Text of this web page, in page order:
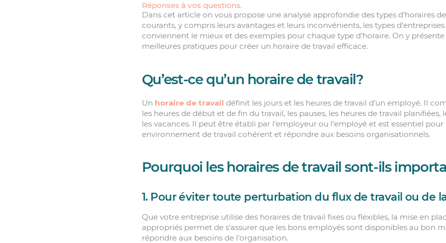
Réponses à vos questions.
Dans cet article on vous propose une analyse approfondie des types d’horaires
courants, y compris leurs avantages et leurs inconvénients, les types
conviennent le mieux et des exemples pour chaque type d’horaire. On y
meilleures pratiques pour créer un horaire de travail efficace.
Qu’est-ce qu’un horaire de travail?
Un horaire de travail définit les jours et les heures de travail d’un employé. Il
les heures de début et de fin du travail, les pauses, les heures de travail planifiées,
les vacances. Il peut être établi par l’employeur ou l’employé et est essentiel
environnement de travail cohérent et répondre aux besoins organisationnels.
Pourquoi les horaires de travail sont-ils
1. Pour éviter toute perturbation du flux de travail ou de
Que votre entreprise utilise des horaires de travail fixes ou flexibles, la mise en
appropriés permet de s’assurer que les bons employés sont disponibles au bon
répondre aux besoins de l’organisation.